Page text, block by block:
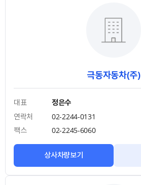
극동자동차(주)
대표
정은수
연락처
02-2244-0131
팩스
02-2245-6060
상사차량보기